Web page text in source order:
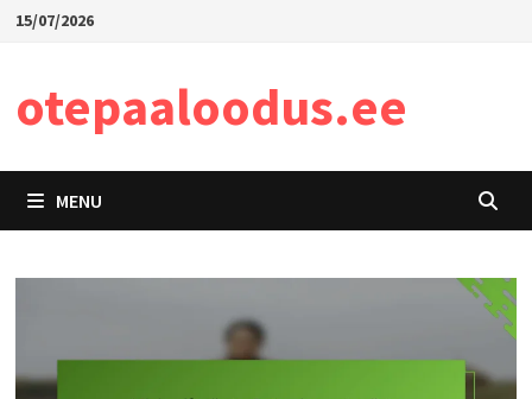
Skip15/07/2026
otepaaloodus.ee
MENU